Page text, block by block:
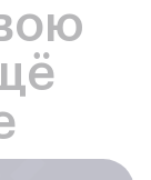
его.
айфона.
за